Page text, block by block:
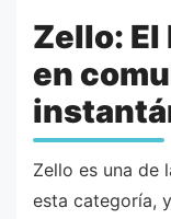
Zello:
en
Zello es una de
esta categoría,